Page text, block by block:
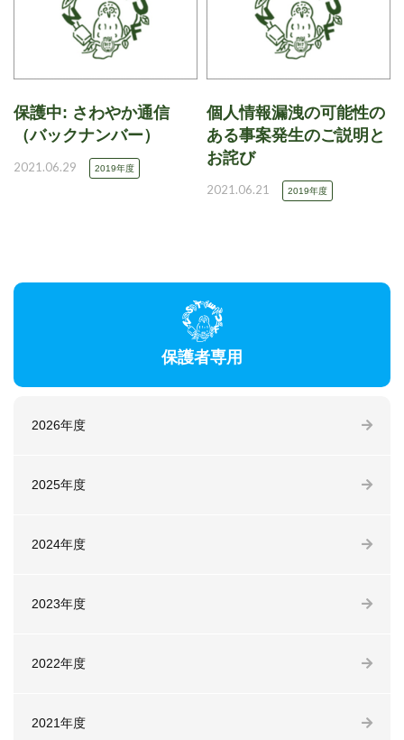
保護中: さわやか通信
（バックナンバー）
2021.06.29 2019年度
個人情報漏洩の可能性の
ある事案発生のご説明と
お詫び
2021.06.21 2019年度
保護者専用
2026年度
2025年度
2024年度
2023年度
2022年度
2021年度